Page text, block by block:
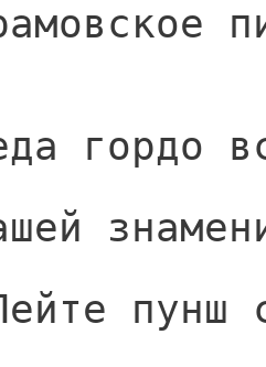
гордо
пунш